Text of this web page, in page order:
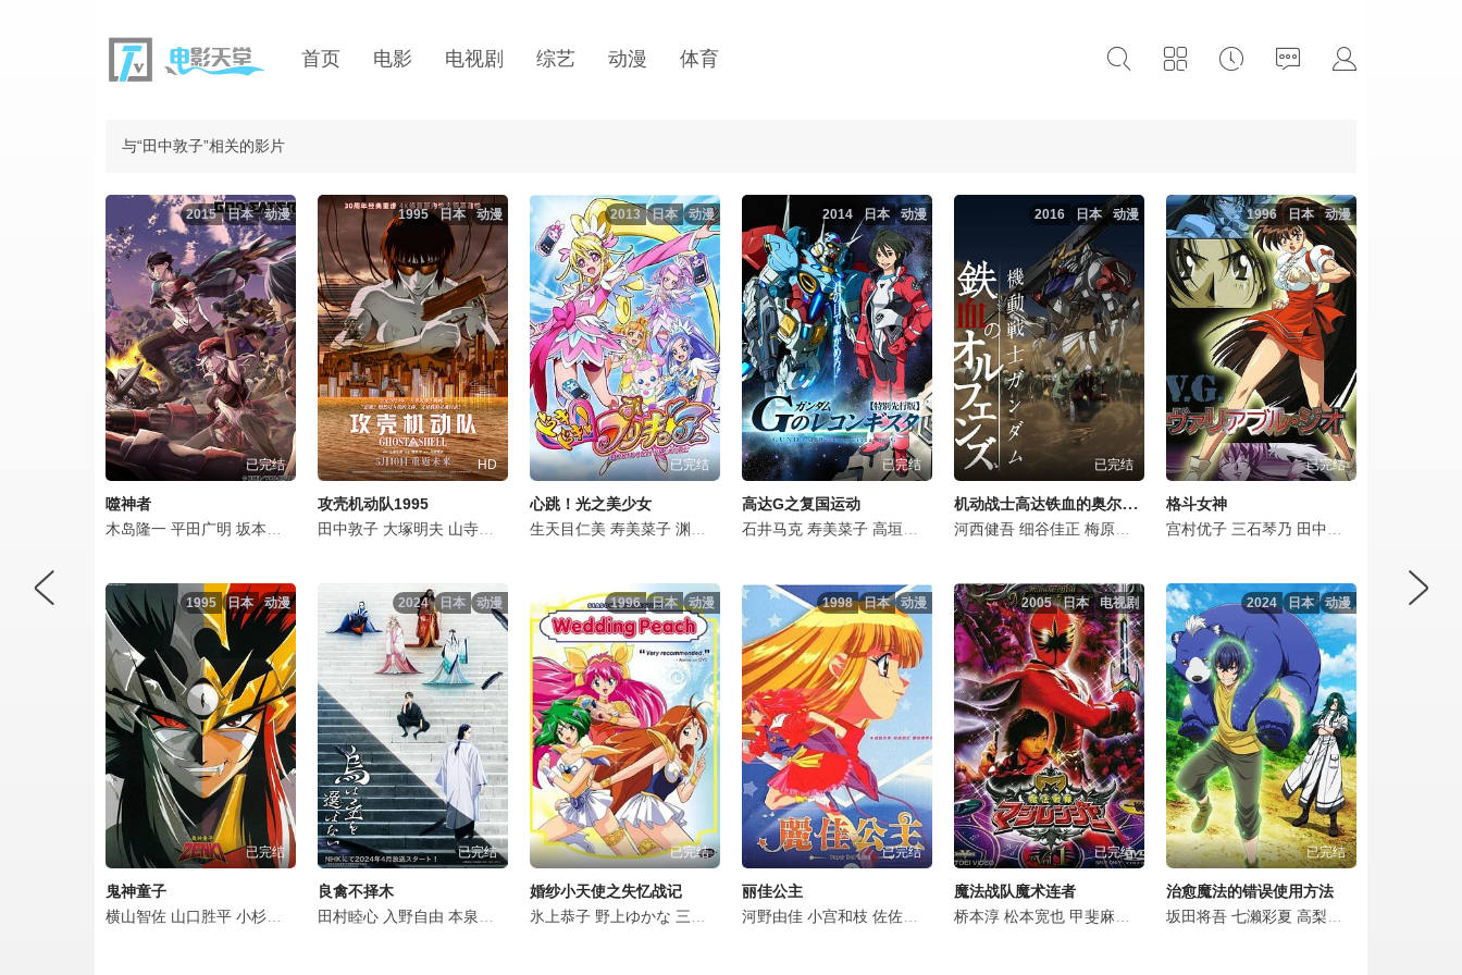
首页 电影 电视剧 综艺 动漫 体育
与“田中敦子”相关的影片
动漫
日本
2015
已完结
噬神者
木岛隆一 平田广明 坂本真绫 中井和哉 阪口大助 大原沙耶香 福井裕佳梨 田中敦子 楠大典 小山力也
动漫
日本
1995
HD
攻壳机动队1995
田中敦子 大塚明夫 山寺宏一 大木民夫 家弓家正 玄田哲章 山内雅人 小川真司
动漫
日本
2013
已完结
心跳！光之美少女
生天目仁美 寿美菜子 渊上舞 宫本佳那子 钉宫理惠 今井由香 樱井孝宏 西原久美子 寺崎裕香 大桥彩香 内山夕实 岩崎征实
动漫
日本
2014
已完结
高达G之复国运动
石井马克 寿美菜子 高垣彩阳 佐藤拓也 福井裕佳梨 藤真秀 广濑彰勇 田中敦子 中博史 小山刚志
动漫
日本
2016
已完结
机动战士高达铁血的奥尔芬斯第二季
河西健吾 细谷佳正 梅原裕一郎 村田太志 齐藤壮马 寺崎裕香
动漫
日本
1996
已完结
格斗女神
宫村优子 三石琴乃 田中敦子
动漫
日本
1995
已完结
鬼神童子
横山智佐 山口胜平 小杉十郎太 绪方惠美 齐藤昌 丸山咏二 堀胜之祐 上田祐司 天野由梨 梁田清之 岩田安生 高山南 一条和矢 岛本须美 辻谷耕史 难波圭一 大谷育江 石坂浩二 三石琴乃
动漫
日本
2024
已完结
良禽不择木
田村睦心 入野自由 本泉莉奈 七海弘希 福原绫香 钉宫理惠 竹内荣治 日野聪 白熊宽嗣 河西健吾 青山吉能 田中敦子
动漫
日本
1996
已完结
婚纱小天使之失忆战记
氷上恭子 野上ゆかな 三石琴乃 田中敦子 中田譲治 矢尾一樹 山崎たくみ 高木渉 宮村優子 松本美和 今井由香 上田祐司
动漫
日本
1998
已完结
丽佳公主
河野由佳 小宫和枝 佐佐木瑶子 藤原启治 三田友子 川上未游 长泽美树 水田山葵 纳谷六朗
电视剧
日本
2005
已完结
魔法战队魔术连者
桥本淳 松本宽也 甲斐麻美 别府步 伊藤友树 市川洋介 渡边梓
动漫
日本
2024
已完结
治愈魔法的错误使用方法
坂田将吾 七濑彩夏 高梨谦吾